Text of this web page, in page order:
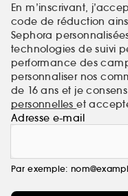
En m’inscrivant,
code de réduction
Sephora
technologies de suivi
performance des
personnaliser nos
de 16 ans et je
personnelleset
Adresse e-mail
Par exemple: